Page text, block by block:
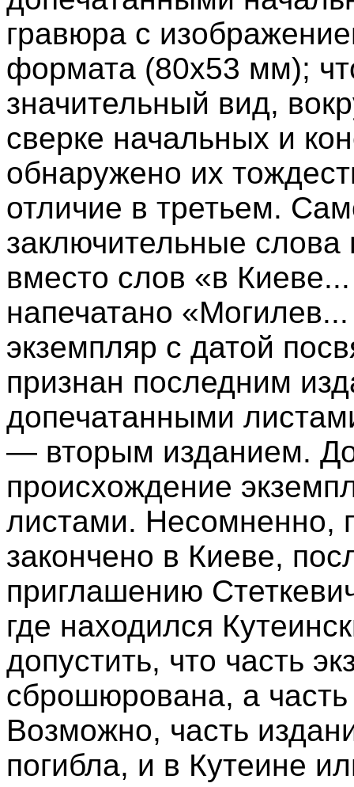
гравюра с
формата (80x53 мм);
значительный вид,
сверке начальных и
обнаружено их
отличие в третьем.
заключительные
вместо слов «в
напечатано
экземпляр с датой
признан последним
допечатанными
— вторым изданием.
происхождение
листами. Несомненно,
закончено в Киеве,
приглашению
где находился
допустить, что часть
сброшюрована, а
Возможно, часть
погибла, и в Кутеине